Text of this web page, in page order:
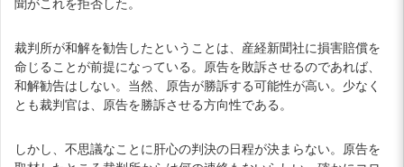
聞がこれを拒否した。
裁判所が和解を勧告したということは、産経新聞社に損害賠償を
命じることが前提になっている。原告を敗訴させるのであれば、
和解勧告はしない。当然、原告が勝訴する可能性が高い。少なく
とも裁判官は、原告を勝訴させる方向性である。
しかし、不思議なことに肝心の判決の日程が決まらない。原告を